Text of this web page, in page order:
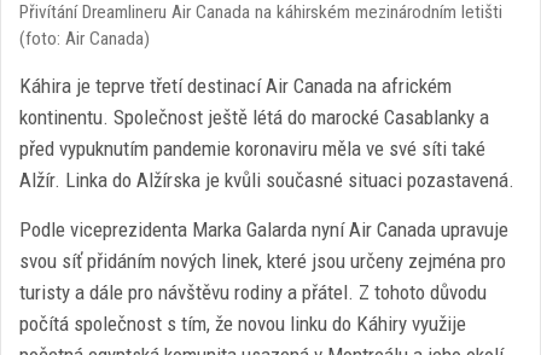
Přivítání Dreamlineru Air Canada na káhirském mezinárodním letišti
(foto: Air Canada)
Káhira je teprve třetí destinací Air Canada na africkém
kontinentu. Společnost ještě létá do marocké Casablanky a
před vypuknutím pandemie koronaviru měla ve své síti také
Alžír. Linka do Alžírska je kvůli současné situaci pozastavená.
Podle viceprezidenta Marka Galarda nyní Air Canada upravuje
svou síť přidáním nových linek, které jsou určeny zejména pro
turisty a dále pro návštěvu rodiny a přátel. Z tohoto důvodu
počítá společnost s tím, že novou linku do Káhiry využije